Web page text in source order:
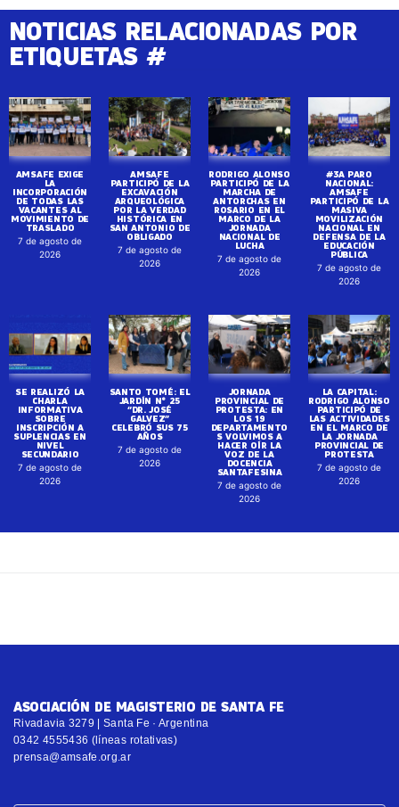
NOTICIAS RELACIONADAS POR
ETIQUETAS #
AMSAFE EXIGE
LA
INCORPORACIÓN
DE TODAS LAS
VACANTES AL
MOVIMIENTO DE
TRASLADO
7 de agosto de
2026
AMSAFE
PARTICIPÓ DE LA
EXCAVACIÓN
ARQUEOLÓGICA
POR LA VERDAD
HISTÓRICA EN
SAN ANTONIO DE
OBLIGADO
7 de agosto de
2026
RODRIGO ALONSO
PARTICIPÓ DE LA
MARCHA DE
ANTORCHAS EN
ROSARIO EN EL
MARCO DE LA
JORNADA
NACIONAL DE
LUCHA
7 de agosto de
2026
#3A PARO
NACIONAL:
AMSAFE
PARTICIPÓ DE LA
MASIVA
MOVILIZACIÓN
NACIONAL EN
DEFENSA DE LA
EDUCACIÓN
PÚBLICA
7 de agosto de
2026
SE REALIZÓ LA
CHARLA
INFORMATIVA
SOBRE
INSCRIPCIÓN A
SUPLENCIAS EN
NIVEL
SECUNDARIO
7 de agosto de
2026
SANTO TOMÉ: EL
JARDÍN N° 25
“DR. JOSÉ
GALVEZ”
CELEBRÓ SUS 75
AÑOS
7 de agosto de
2026
JORNADA
PROVINCIAL DE
PROTESTA: EN
LOS 19
DEPARTAMENTO
S VOLVIMOS A
HACER OÍR LA
VOZ DE LA
DOCENCIA
SANTAFESINA
7 de agosto de
2026
LA CAPITAL:
RODRIGO ALONSO
PARTICIPÓ DE
LAS ACTIVIDADES
EN EL MARCO DE
LA JORNADA
PROVINCIAL DE
PROTESTA
7 de agosto de
2026
ASOCIACIÓN DE MAGISTERIO DE SANTA FE
Rivadavia 3279 | Santa Fe · Argentina
0342 4555436 (líneas rotativas)
prensa@amsafe.org.ar